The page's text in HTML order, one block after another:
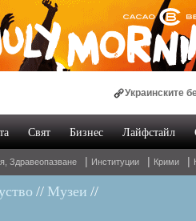
Украинските бежанци у
Свят Бизнес Лайфстайл
Здравеопазване | Институции | Крими |
// Музеи //